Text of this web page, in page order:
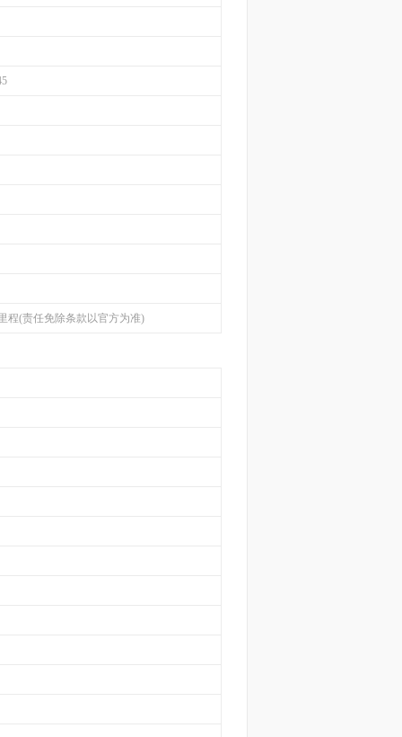
程(责任免除条款以官方为准)